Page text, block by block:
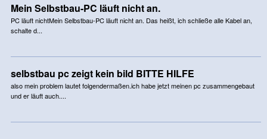
Mein Selbstbau-PC läuft nicht an.
PC läuft nichtMein Selbstbau-PC läuft nicht an. Das heißt, ich schließe alle Kabel an,
schalte d...
selbstbau pc zeigt kein bild BITTE HILFE
also mein problem lautet folgendermaßen.ich habe jetzt meinen pc zusammengebaut
und er läuft auch....